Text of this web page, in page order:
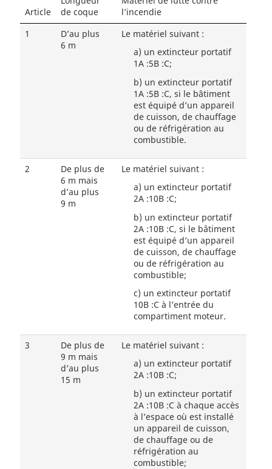
Article
de coque
l’incendie
1
D’au plus
6 m
Le matériel suivant :
a) un extincteur portatif
1A :5B :C;
b) un extincteur portatif
1A :5B :C, si le bâtiment
est équipé d’un appareil
de cuisson, de chauffage
ou de réfrigération au
combustible.
2
De plus de
6 m mais
d’au plus
9 m
Le matériel suivant :
a) un extincteur portatif
2A :10B :C;
b) un extincteur portatif
2A :10B :C, si le bâtiment
est équipé d’un appareil
de cuisson, de chauffage
ou de réfrigération au
combustible;
c) un extincteur portatif
10B :C à l’entrée du
compartiment moteur.
3
De plus de
9 m mais
d’au plus
15 m
Le matériel suivant :
a) un extincteur portatif
2A :10B :C;
b) un extincteur portatif
2A :10B :C à chaque accès
à l’espace où est installé
un appareil de cuisson,
de chauffage ou de
réfrigération au
combustible;